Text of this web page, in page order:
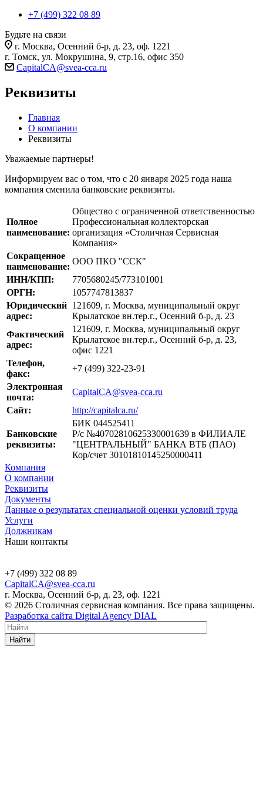
+7 (499) 322 08 89
Будьте на связи
г. Москва, Осенний б-р, д. 23, оф. 1221
г. Томск, ул. Мокрушина, 9, стр.16, офис 350
CapitalCA@svea-cca.ru
Реквизиты
Главная
О компании
Реквизиты
Уважаемые партнеры!
Информируем вас о том, что с 20 января 2025 года наша
компания сменила банковские реквизиты.
Полное
наименование:
Общество с ограниченной ответственностью
Профессиональная коллекторская
организация «Столичная Сервисная
Компания»
Сокращенное
наименование:
ООО ПКО "ССК"
ИНН/КПП:
7705680245/773101001
ОРГН:
1057747813837
Юридический
адрес:
121609, г. Москва, муниципальный округ
Крылатское вн.тер.г., Осенний б-р, д. 23
Фактический
адрес:
121609, г. Москва, муниципальный округ
Крылатское вн.тер.г., Осенний б-р, д. 23,
офис 1221
Телефон,
факс:
+7 (499) 322-23-91
Электронная
почта:
CapitalCA@svea-cca.ru
Сайт:
http://capitalca.ru/
Банковские
реквизиты:
БИК 044525411
Р/с №40702810625330001639 в ФИЛИАЛЕ
"ЦЕНТРАЛЬНЫЙ" БАНКА ВТБ (ПАО)
Кор/счет 30101810145250000411
Компания
О компании
Реквизиты
Документы
Данные о результатах специальной оценки условий труда
Услуги
Должникам
Наши контакты
+7 (499) 322 08 89
CapitalCA@svea-cca.ru
г. Москва, Осенний б-р, д. 23, оф. 1221
© 2026 Столичная сервисная компания. Все права защищены.
Разработка сайта Digital Agency DIAL
Найти